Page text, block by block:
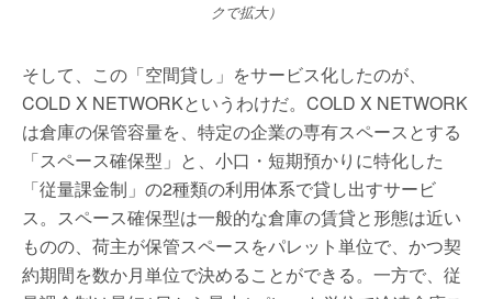
クで拡大）
そして、この「空間貸し」をサービス化したのが、
COLD X NETWORKというわけだ。COLD X NETWORK
は倉庫の保管容量を、特定の企業の専有スペースとする
「スペース確保型」と、小口・短期預かりに特化した
「従量課金制」の2種類の利用体系で貸し出すサービ
ス。スペース確保型は一般的な倉庫の賃貸と形態は近い
ものの、荷主が保管スペースをパレット単位で、かつ契
約期間を数か月単位で決めることができる。一方で、従